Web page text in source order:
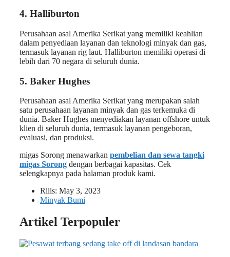
4. Halliburton
Perusahaan asal Amerika Serikat yang memiliki keahlian
dalam penyediaan layanan dan teknologi minyak dan gas,
termasuk layanan rig laut. Halliburton memiliki operasi di
lebih dari 70 negara di seluruh dunia.
5. Baker Hughes
Perusahaan asal Amerika Serikat yang merupakan salah
satu perusahaan layanan minyak dan gas terkemuka di
dunia. Baker Hughes menyediakan layanan offshore untuk
klien di seluruh dunia, termasuk layanan pengeboran,
evaluasi, dan produksi.
migas Sorong menawarkan pembelian dan sewa tangki
migas Sorong dengan berbagai kapasitas. Cek
selengkapnya pada halaman produk kami.
Rilis: May 3, 2023
Minyak Bumi
Artikel Terpopuler